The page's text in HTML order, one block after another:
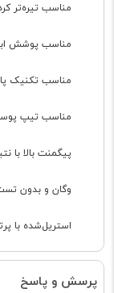
مناسب تیره‌تر
مناسب پوشش
مناسب تکنیک
مناسب تیپ پوستی
پیگمنت بالا با
وگان و بدون
استریل‌شده با
پرسش و پاسخ